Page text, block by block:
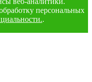
персональных
.